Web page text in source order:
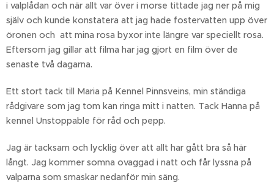
i valplådan och när allt var över i morse tittade jag ner på mig
själv och kunde konstatera att jag hade fostervatten upp över
öronen och att mina rosa byxor inte längre var speciellt rosa.
Eftersom jag gillar att filma har jag gjort en film över de
senaste två dagarna.
Ett stort tack till Maria på Kennel Pinnsveins, min ständiga
rådgivare som jag tom kan ringa mitt i natten. Tack Hanna på
kennel Unstoppable för råd och pepp.
Jag är tacksam och lycklig över att allt har gått bra så här
långt. Jag kommer somna ovaggad i natt och får lyssna på
valparna som smaskar nedanför min säng.